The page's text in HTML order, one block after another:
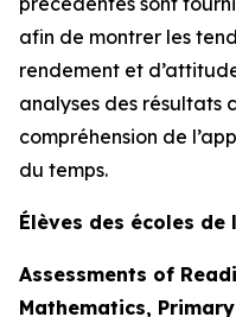
afin de montrer les
rendement et
analyses des résultats
compréhension de
du temps.
Élèves des écoles
Assessments of
Mathematics,